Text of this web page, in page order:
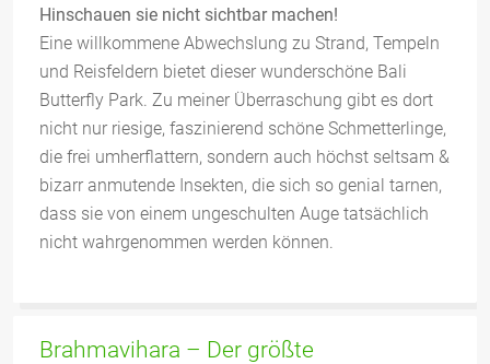
Hinschauen sie nicht sichtbar machen!
Eine willkommene Abwechslung zu Strand, Tempeln
und Reisfeldern bietet dieser wunderschöne Bali
Butterfly Park. Zu meiner Überraschung gibt es dort
nicht nur riesige, faszinierend schöne Schmetterlinge,
die frei umherflattern, sondern auch höchst seltsam &
bizarr anmutende Insekten, die sich so genial tarnen,
dass sie von einem ungeschulten Auge tatsächlich
nicht wahrgenommen werden können.
Brahmavihara – Der größte